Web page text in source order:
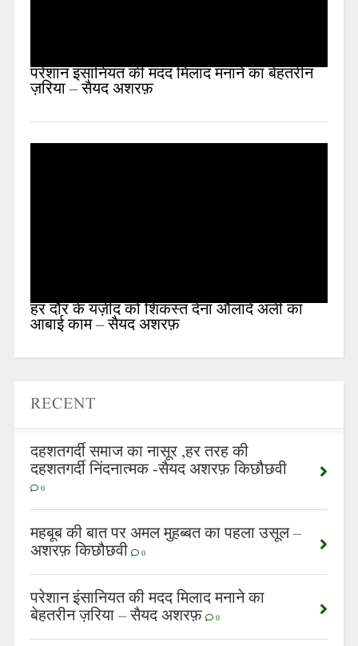
परेशान इंसानियत की मदद मिलाद मनाने का बेहतरीन
ज़रिया – सैयद अशरफ़
हर दौर के यज़ीद को शिकस्त देना औलादे अली का
आबाई काम – सैयद अशरफ़
RECENT
दहशतगर्दी समाज का नासूर ,हर तरह की
दहशतगर्दी निंदनात्मक -सैयद अशरफ़ किछौछवी
0
महबूब की बात पर अमल मुहब्बत का पहला उसूल –
अशरफ़ किछौछवी 0
परेशान इंसानियत की मदद मिलाद मनाने का
बेहतरीन ज़रिया – सैयद अशरफ़ 0